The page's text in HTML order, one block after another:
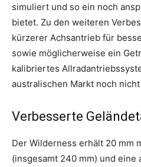
simuliert und so ein noch
bietet. Zu den weiteren
kürzerer Achsantrieb für
sowie möglicherweise ein
kalibriertes
australischen Markt noch
Verbesserte
Der Wilderness erhält 20 mm
(insgesamt 240 mm) und eine